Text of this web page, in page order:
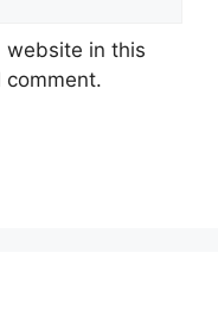
website in this